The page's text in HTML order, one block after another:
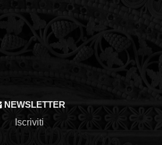
NEWSLETTER
Iscriviti